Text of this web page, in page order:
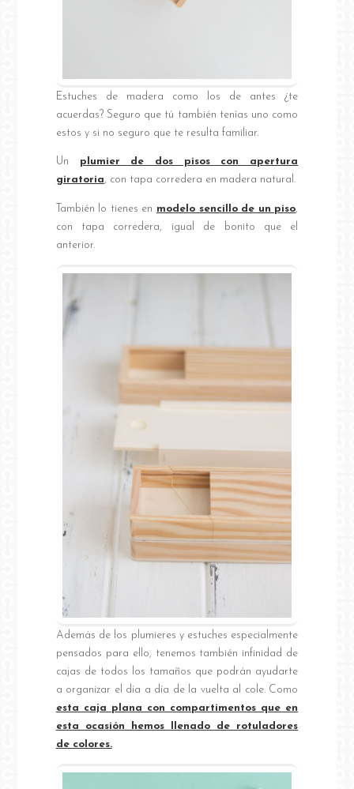
Estuches de madera como los de antes ¿te
acuerdas? Seguro que tú también tenías uno como
estos y si no seguro que te resulta familiar.
Un
plumier de dos pisos con apertura
giratoria, con tapa corredera en madera natural.
También lo tienes en modelo sencillo de un piso,
con tapa corredera, igual de bonito que el
anterior.
Además de los plumieres y estuches especialmente
pensados para ello, tenemos también infinidad de
cajas de todos los tamaños que podrán ayudarte
a organizar el día a día de la vuelta al cole. Como
esta caja plana con compartimentos que en
esta ocasión hemos llenado de rotuladores
de colores.